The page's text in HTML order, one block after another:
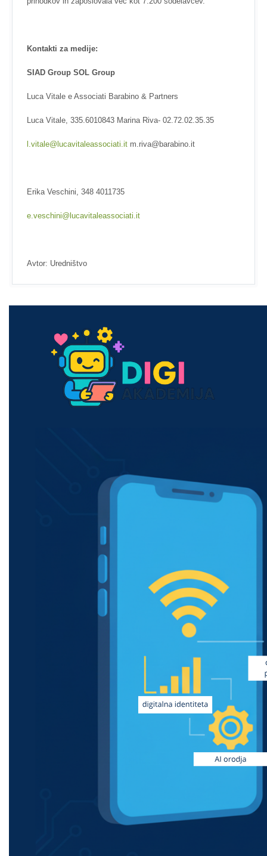
Kontakti za medije:
SIAD Group SOL Group
Luca Vitale e Associati Barabino & Partners
Luca Vitale, 335.6010843 Marina Riva- 02.72.02.35.35
l.vitale@lucavitaleassociati.it m.riva@barabino.it
Erika Veschini, 348 4011735
e.veschini@lucavitaleassociati.it
Avtor: Uredništvo